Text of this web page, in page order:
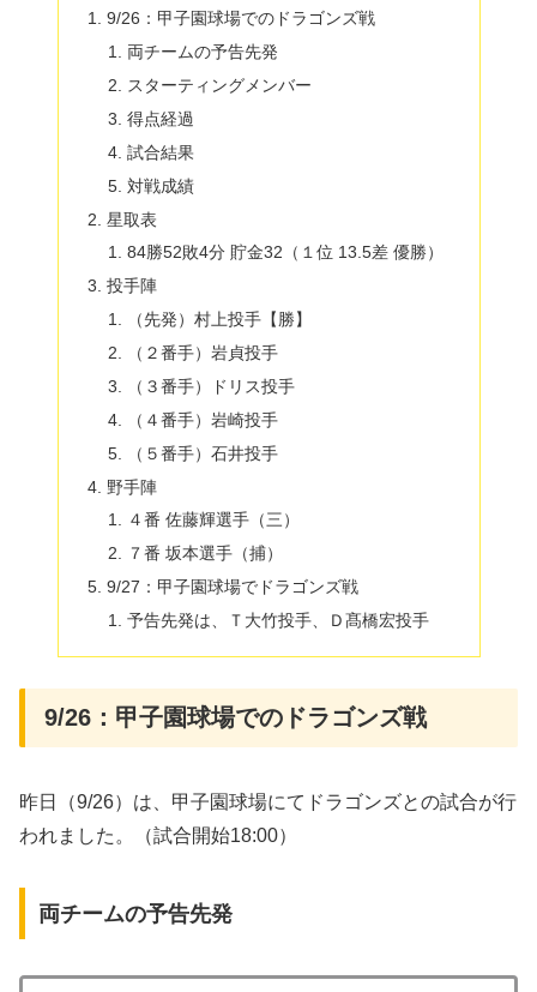
9/26：甲子園球場でのドラゴンズ戦
両チームの予告先発
スターティングメンバー
得点経過
試合結果
対戦成績
星取表
84勝52敗4分 貯金32（１位 13.5差 優勝）
投手陣
（先発）村上投手【勝】
（２番手）岩貞投手
（３番手）ドリス投手
（４番手）岩崎投手
（５番手）石井投手
野手陣
４番 佐藤輝選手（三）
７番 坂本選手（捕）
9/27：甲子園球場でドラゴンズ戦
予告先発は、Ｔ大竹投手、Ｄ髙橋宏投手
9/26：甲子園球場でのドラゴンズ戦
昨日（9/26）は、甲子園球場にてドラゴンズとの試合が行
われました。（試合開始18:00）
両チームの予告先発